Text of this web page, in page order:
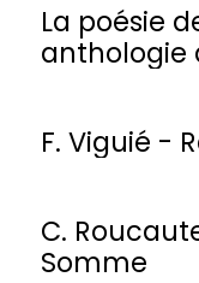
La poésie
anthologie
F. Viguié -
C.
Somme